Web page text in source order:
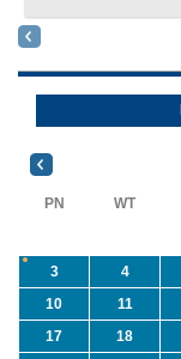
PN WT
3
4
10
11
17
18